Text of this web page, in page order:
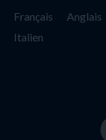
Français Anglais
Italien